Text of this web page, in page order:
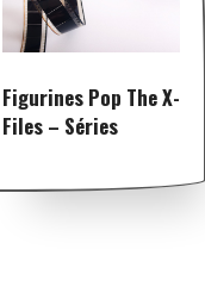
Figurines Pop The X-
Files – Séries